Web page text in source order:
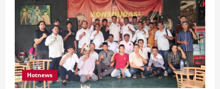
Hotnews